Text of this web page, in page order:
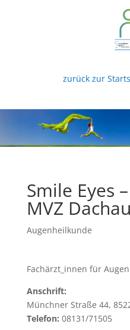
zurück zur
Smile Eyes
MVZ Dachau
Augenheilkunde
Fachärzt_innen für
Anschrift:
Münchner Straße 44,
Telefon: 08131/71505